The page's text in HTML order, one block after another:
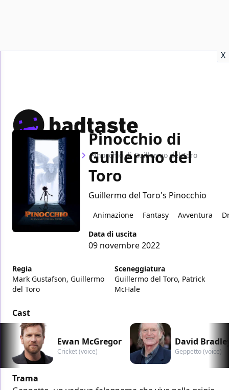
X
Home Film Pinocchio di Guillermo del Toro
Pinocchio di
Guillermo del
Toro
Guillermo del Toro's Pinocchio
Animazione Fantasy Avventura
Data di uscita
09 novembre 2022
Regia
Mark Gustafson, Guillermo
del Toro
Sceneggiatura
Guillermo del Toro, Patrick
McHale
Cast
Ewan McGregor
Cricket (voice)
David
Geppetto (voice)
Trama